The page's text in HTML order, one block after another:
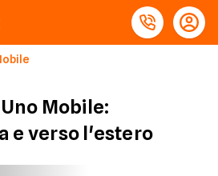
Mobile:
e verso l'estero